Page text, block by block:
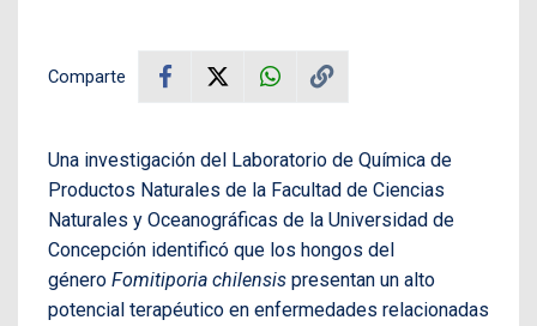
Comparte
Una investigación del Laboratorio de Química de
Productos Naturales de la Facultad de Ciencias
Naturales y Oceanográficas de la Universidad de
Concepción identificó que los hongos del
género Fomitiporia chilensis presentan un alto
potencial terapéutico en enfermedades relacionadas